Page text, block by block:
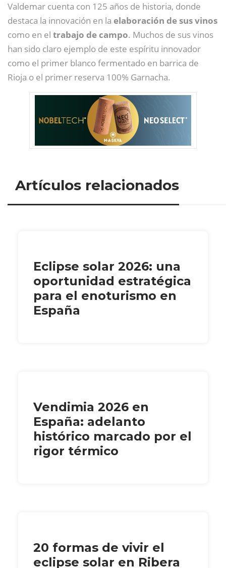
Valdemar cuenta con 125 años de historia, donde
destaca la innovación en la elaboración de sus vinos
como en el trabajo de campo. Muchos de sus vinos
han sido claro ejemplo de este espíritu innovador
como el primer blanco fermentado en barrica de
Rioja o el primer reserva 100% Garnacha.
Artículos relacionados
Eclipse solar 2026: una
oportunidad estratégica
para el enoturismo en
España
Vendimia 2026 en
España: adelanto
histórico marcado por el
rigor térmico
20 formas de vivir el
eclipse solar en Ribera